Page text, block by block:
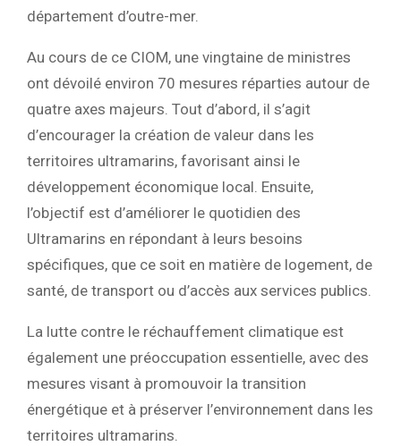
département d’outre-mer.
Au cours de ce CIOM, une vingtaine de ministres
ont dévoilé environ 70 mesures réparties autour de
quatre axes majeurs. Tout d’abord, il s’agit
d’encourager la création de valeur dans les
territoires ultramarins, favorisant ainsi le
développement économique local. Ensuite,
l’objectif est d’améliorer le quotidien des
Ultramarins en répondant à leurs besoins
spécifiques, que ce soit en matière de logement, de
santé, de transport ou d’accès aux services publics.
La lutte contre le réchauffement climatique est
également une préoccupation essentielle, avec des
mesures visant à promouvoir la transition
énergétique et à préserver l’environnement dans les
territoires ultramarins.